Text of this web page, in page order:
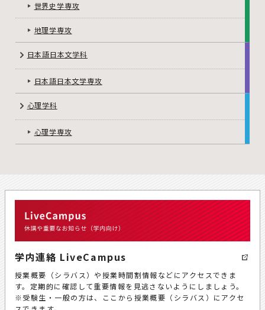
世界史学専攻
地理学専攻
日本語日本文学科
日本語日本文学専攻
心理学科
心理学専攻
学内連絡 LiveCampus
授業概要（シラバス）や授業時間割情報などにアクセスできま
す。定期的に確認して重要情報を見逃さないようにしましょう。
※受験生・一般の方は、ここから授業概要（シラバス）にアクセ